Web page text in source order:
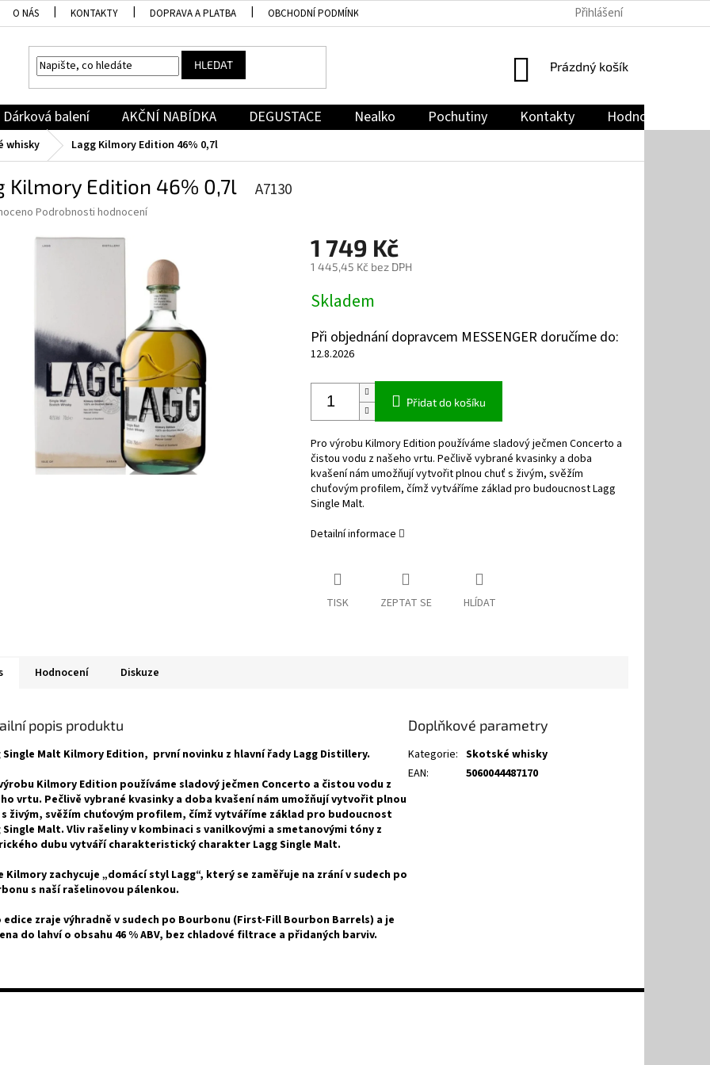
O NÁS KONTAKTY DOPRAVA A PLATBA OBCHODNÍ PODMÍNKY JAK NAKUPOVAT
Přihlášení
HLEDAT
NÁKUPNÍ
Prázdný košík
Dárková balení AKČNÍ NABÍDKA DEGUSTACE Nealko Pochutiny Kontakty Hodnocení
whisky Lagg Kilmory Edition 46% 0,7l
Kilmory Edition 46% 0,7l A7130
Podrobnosti hodnocení
1 749 Kč
1 445,45 Kč bez DPH
cena:
Skladem
Při objednání dopravcem MESSENGER doručíme do:
12.8.2026
Přidat do košíku
Pro výrobu Kilmory Edition používáme sladový ječmen Concerto a
čistou vodu z našeho vrtu. Pečlivě vybrané kvasinky a doba
kvašení nám umožňují vytvořit plnou chuť s živým, svěžím
chuťovým profilem, čímž vytváříme základ pro budoucnost Lagg
Single Malt.
Detailní informace
TISK ZEPTAT SE HLÍDAT
Hodnocení Diskuze
popis produktu
Single Malt Kilmory Edition, první novinku z hlavní řady Lagg Distillery.
Kilmory Edition používáme sladový ječmen Concerto a čistou vodu z
vrtu. Pečlivě vybrané kvasinky a doba kvašení nám umožňují vytvořit plnou
živým, svěžím chuťovým profilem, čímž vytváříme základ pro budoucnost
Single Malt. Vliv rašeliny v kombinaci s vanilkovými a smetanovými tóny z
dubu vytváří charakteristický charakter Lagg Single Malt.
Kilmory zachycuje „domácí styl Lagg“, který se zaměřuje na zrání v sudech po
s naší rašelinovou pálenkou.
zraje výhradně v sudech po Bourbonu (First-Fill Bourbon Barrels) a je
do lahví o obsahu 46 % ABV, bez chladové filtrace a přidaných barviv.
Doplňkové parametry
Kategorie: Skotské whisky
EAN: 5060044487170